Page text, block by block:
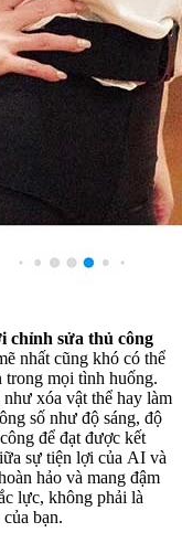
chỉnh sửa thủ công
nhất cũng khó có thể
trong mọi tình huống.
xóa vật thể hay làm
số như độ sáng, độ
để đạt được kết
sự tiện lợi của AI và
hảo và mang đậm
lực, không phải là
bạn.